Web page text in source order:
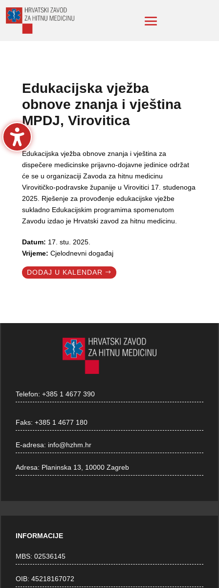
Edukacijska vježba
obnove znanja i vještina
MPDJ, Virovitica
Edukacijska vježba obnove znanja i vještina za
dispečere medicinske prijavno-dojavne jedinice održat
će se u organizaciji Zavoda za hitnu medicinu
Virovitičko-podravske županije u Virovitici 17. studenoga
2025. Rješenje za provođenje edukacijske vježbe
sukladno Edukacijskim programima spomenutom
Zavodu izdao je Hrvatski zavod za hitnu medicinu.
Datum: 17. stu. 2025.
Vrijeme: Cjelodnevni događaj
DODAJ U KALENDAR
Telefon:+385 1 4677 390
Faks:+385 1 4677 180
E-adresa: info@hzhm.hr
Adresa: Planinska 13, 10000 Zagreb
INFORMACIJE
MBS: 02536145
OIB: 45218167072